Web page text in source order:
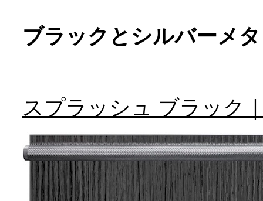
ブラックとシルバーメ
スプラッシュ ブラック